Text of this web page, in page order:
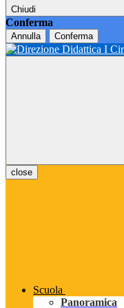
Chiudi
Conferma
Annulla Conferma
close
Scuola
Panoramica